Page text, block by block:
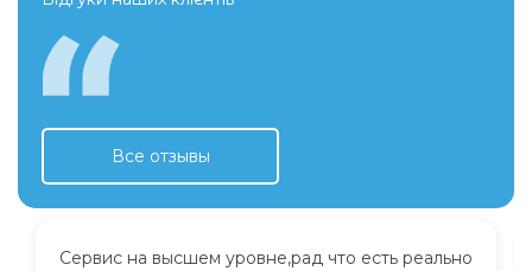
Все отзывы
Сервис на высшем уровне,рад что есть реально